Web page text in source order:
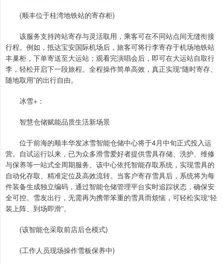
(顺丰位于桂湾地铁站的寄存柜)
该服务支持跨站寄存与灵活取用，乘客可在不同站点间无缝衔接
行程。例如，抵达宝安国际机场后，旅客可将行李寄存于机场地铁站
丰巢柜，下单寄送至大运站；观看完演唱会后，即可在大运站自取行
李，轻松开启下一段旅程。全程操作简单高效，真正实现“随时寄存、
随地取用”的出行自由。
冰雪+：
智慧仓储赋能品质生活新场景
位于前海的顺丰华发冰雪智能仓储中心将于4月中旬正式投入运
营。自试运行以来，已为众多滑雪爱好者提供雪具存储、洗护、维修
与保养等一站式全周期服务。该中心依托智能存取系统，实现雪具的
自动化存取、精准定位及高效流转。当客户寄存雪具后，系统将为每
件装备生成独立编码，通过智能仓储管理平台实时追踪状态，确保安
全可控。雪友出行，无需再为携带笨重的雪具而烦恼，可轻松实现“轻
装上阵、到场即滑”。
(该智能仓采取前店后仓模式)
(工作人员现场操作雪板保养中)